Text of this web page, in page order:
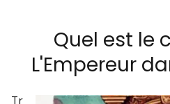
Quel est le
L'Empereur